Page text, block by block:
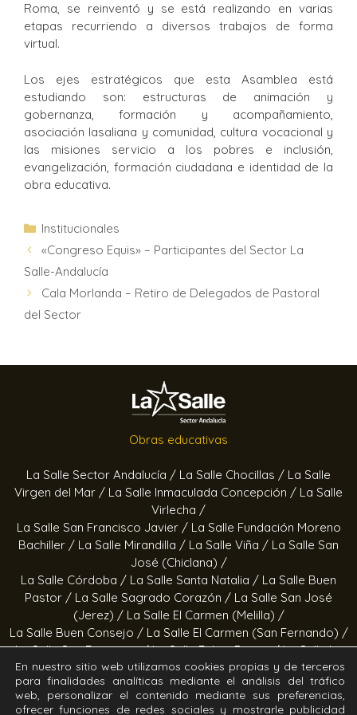
Roma, se reinventó y se está realizando en varias
etapas recurriendo a diversos trabajos de forma
virtual.
Los ejes estratégicos que esta Asamblea está
estudiando son: estructuras de animación y
gobernanza, formación y acompañamiento,
asociación lasaliana y comunidad, cultura vocacional y
las misiones servicio a los pobres e inclusión,
evangelización, formación ciudadana e identidad de la
obra educativa.
Institucionales
«Congreso Equis» – Participantes del Sector La
Salle-Andalucía
Cala Morlanda – Retiro de Delegados de Pastoral
del Sector
Obras educativas
La Salle Sector Andalucía / La Salle Chocillas / La Salle
Virgen del Mar / La Salle Inmaculada Concepción / La Salle
Virlecha /
La Salle San Francisco Javier / La Salle Fundación Moreno
Bachiller / La Salle Mirandilla / La Salle Viña / La Salle San
José (Chiclana) /
La Salle Córdoba / La Salle Santa Natalia / La Salle Buen
Pastor / La Salle Sagrado Corazón / La Salle San José
(Jerez) / La Salle El Carmen (Melilla) /
La Salle Buen Consejo / La Salle El Carmen (San Fernando) /
La Salle San Francisco /La Salle Felipe Benito /La Salle La
Purísima
Obras socioeducativas
En nuestro sitio web utilizamos cookies propias y de terceros
para finalidades analíticas mediante el análisis del tráfico
web, personalizar el contenido mediante sus preferencias,
ofrecer funciones de redes sociales y mostrarle publicidad